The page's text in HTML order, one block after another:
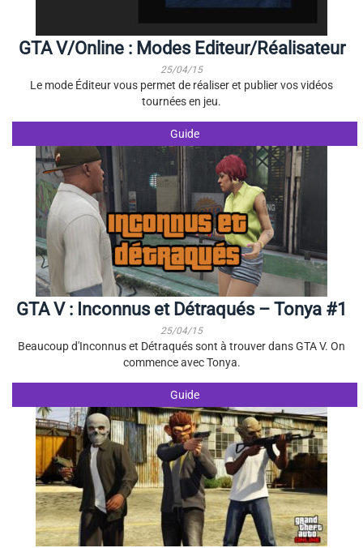
GTA V/Online : Modes Editeur/Réalisateur
25/04/15
Le mode Éditeur vous permet de réaliser et publier vos vidéos
tournées en jeu.
Guide
GTA V : Inconnus et Détraqués – Tonya #1
25/04/15
Beaucoup d'Inconnus et Détraqués sont à trouver dans GTA V. On
commence avec Tonya.
Guide